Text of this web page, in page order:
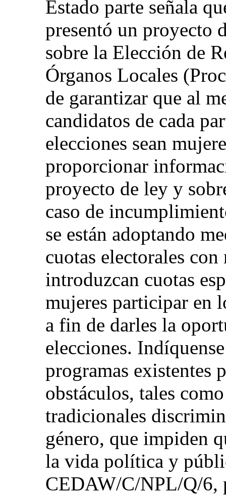
Estado parte señala
presentó un proyecto
sobre la Elección de
Órganos Locales
de garantizar que al
candidatos de cada
elecciones sean
proporcionar
proyecto de ley y
caso de
se están adoptando
cuotas electorales
introduzcan cuotas
mujeres participar en
a fin de darles la
elecciones.
programas existentes
obstáculos, tales
tradicionales
género, que impiden
la vida política y
CEDAW/C/NPL/Q/6,